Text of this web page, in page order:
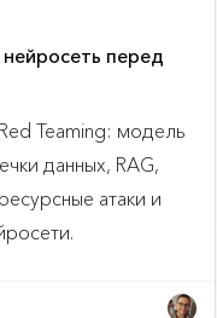
нейросеть перед
Teaming: модель
данных, RAG,
атаки и